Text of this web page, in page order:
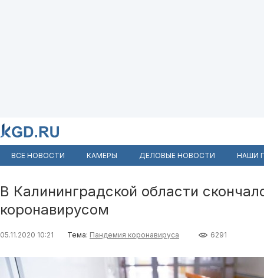
ВСЕ НОВОСТИ КАМЕРЫ ДЕЛОВЫЕ НОВОСТИ НАШИ
В Калининградской области
коронавирусом
05.11.2020 10:21 Тема: Пандемия коронавируса 6291